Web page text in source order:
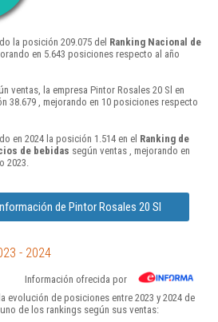
la posición 209.075 del Ranking Nacional de
en 5.643 posiciones respecto al año
ventas, la empresa Pintor Rosales 20 Sl en
38.679 , mejorando en 10 posiciones respecto
en 2024 la posición 1.514 en el Ranking de
de bebidas según ventas , mejorando en
2023.
de Pintor Rosales 20 Sl
- 2024
Información ofrecida por
evolución de posiciones entre 2023 y 2024 de
de los rankings según sus ventas: